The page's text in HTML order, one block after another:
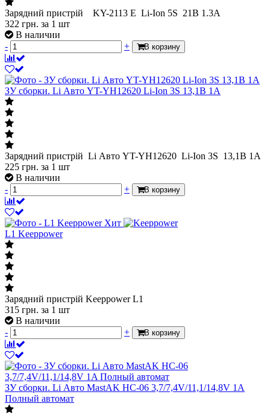
Зарядний пристрій KY-2113 E Li-Ion 5S 21В 1.3A
322 грн. за 1 шт
В наличии
-
+ В корзину
ЗУ сборки. Li Авто YT-YH12620 Li-Ion 3S 13,1В 1A
Зарядний пристрій Li Авто YT-YH12620 Li-Ion 3S 13,1В 1A
225 грн. за 1 шт
В наличии
-
+ В корзину
Хит
L1 Keeppower
Зарядний пристрій Keeppower L1
315 грн. за 1 шт
В наличии
-
+ В корзину
ЗУ сборки. Li Авто MastAK HC-06 3,7/7,4V/11,1/14,8V 1A
Полный автомат